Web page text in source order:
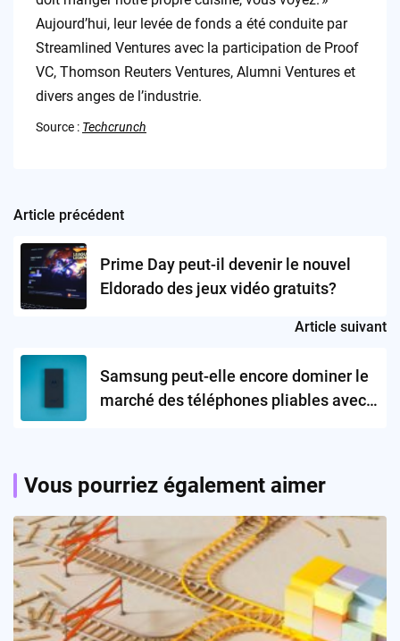
Aujourd’hui, leur levée de fonds a été conduite par
Streamlined Ventures avec la participation de Proof
VC, Thomson Reuters Ventures, Alumni Ventures et
divers anges de l’industrie.
Source : Techcrunch
Post
navigation
Article précédent
Prime Day peut-il devenir le nouvel
Eldorado des jeux vidéo gratuits?
Article suivant
Samsung peut-elle encore dominer le
marché des téléphones pliables avec
Vous pourriez également aimer